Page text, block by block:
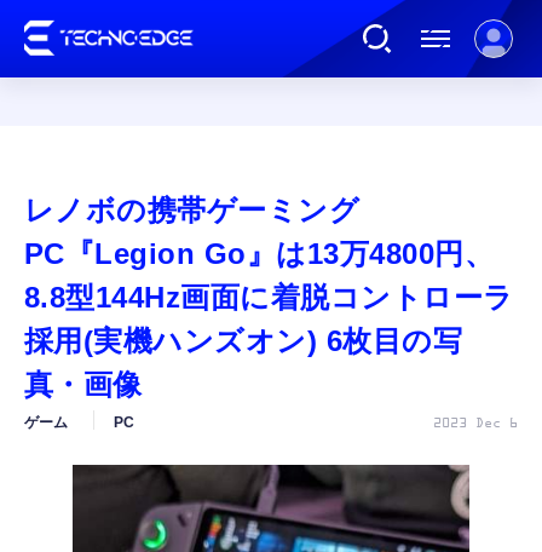
AI
ガジェット
カルチャー
公式ストア
レノボの携帯ゲーミング
PC『Legion Go』は13万4800円、
8.8型144Hz画面に着脱コントローラ
採用(実機ハンズオン) 6枚目の写
真・画像
ゲーム PC 2023 Dec 6